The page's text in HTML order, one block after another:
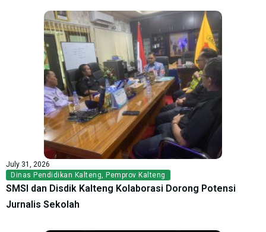
July 31, 2026
Dinas Pendidikan Kalteng, Pemprov Kalteng
SMSI dan Disdik Kalteng Kolaborasi Dorong Potensi
Jurnalis Sekolah